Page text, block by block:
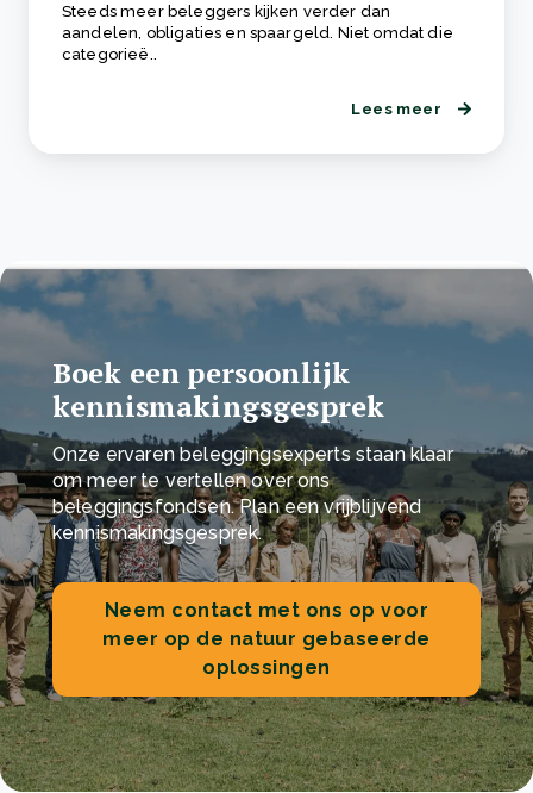
Steeds meer beleggers kijken verder dan
aandelen, obligaties en spaargeld. Niet omdat die
categorieë..
Lees meer
Boek een persoonlijk
kennismakingsgesprek
Onze ervaren beleggingsexperts staan klaar
om meer te vertellen over ons
beleggingsfondsen. Plan een vrijblijvend
kennismakingsgesprek.
Neem contact met ons op voor
meer op de natuur gebaseerde
oplossingen